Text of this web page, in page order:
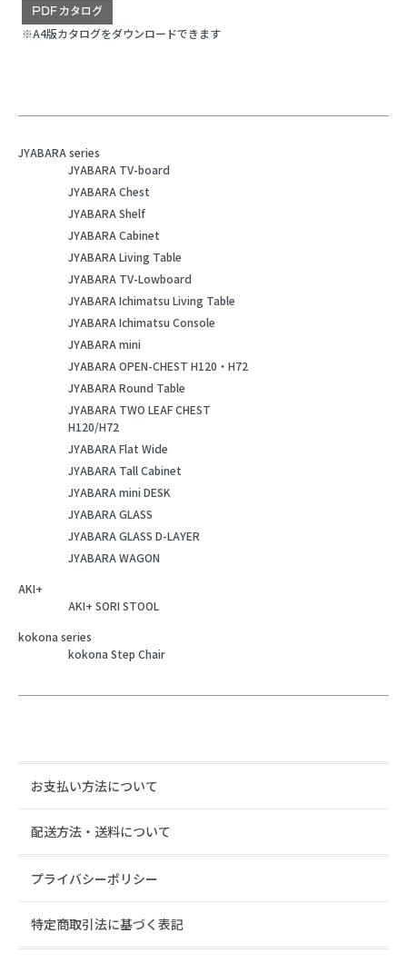
※A4版カタログをダウンロードできます
JYABARA series
JYABARA TV-board
JYABARA Chest
JYABARA Shelf
JYABARA Cabinet
JYABARA Living Table
JYABARA TV-Lowboard
JYABARA Ichimatsu Living Table
JYABARA Ichimatsu Console
JYABARA mini
JYABARA OPEN-CHEST H120・H72
JYABARA Round Table
JYABARA TWO LEAF CHEST
H120/H72
JYABARA Flat Wide
JYABARA Tall Cabinet
JYABARA mini DESK
JYABARA GLASS
JYABARA GLASS D-LAYER
JYABARA WAGON
AKI+
AKI+ SORI STOOL
kokona series
kokona Step Chair
お支払い方法について
配送方法・送料について
プライバシーポリシー
特定商取引法に基づく表記